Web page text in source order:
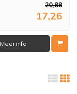
20,88
17,26
Meer info